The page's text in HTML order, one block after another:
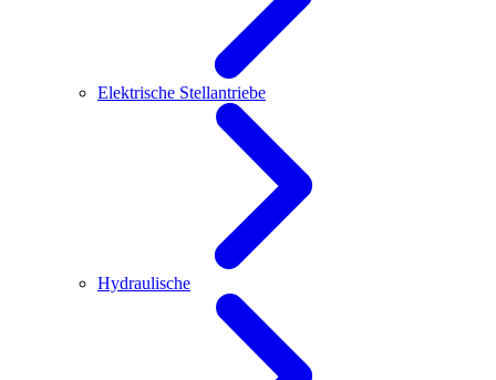
Elektrische Stellantriebe
Hydraulische